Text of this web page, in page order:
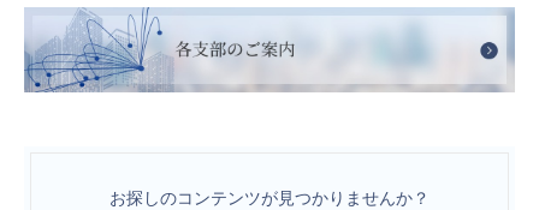
お探しのコンテンツが見つかりませんか？